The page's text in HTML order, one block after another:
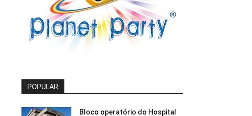
POPULAR
Bloco operatório do Hospital